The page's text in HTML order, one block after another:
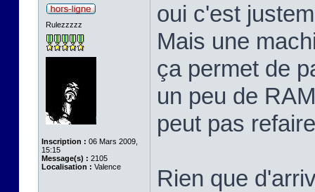
Rulezzzzz
Inscription : 06 Mars 2009,
15:15
Message(s) : 2105
Localisation : Valence
oui c'est
Mais une
ça permet de
un peu de
peut pas
Rien que